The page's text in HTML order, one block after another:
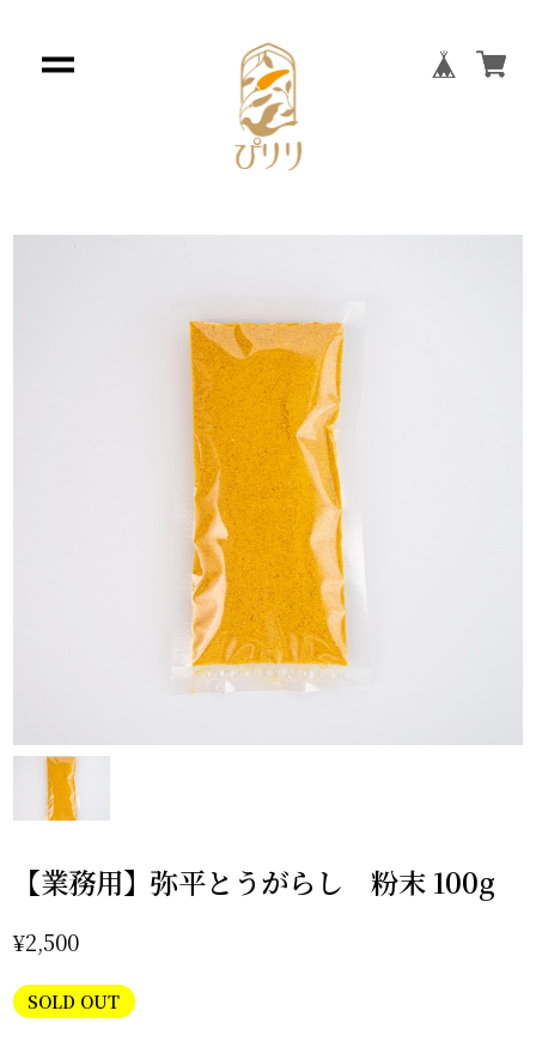
【業務用】弥平とうがらし 粉末 100g
¥2,500
SOLD OUT